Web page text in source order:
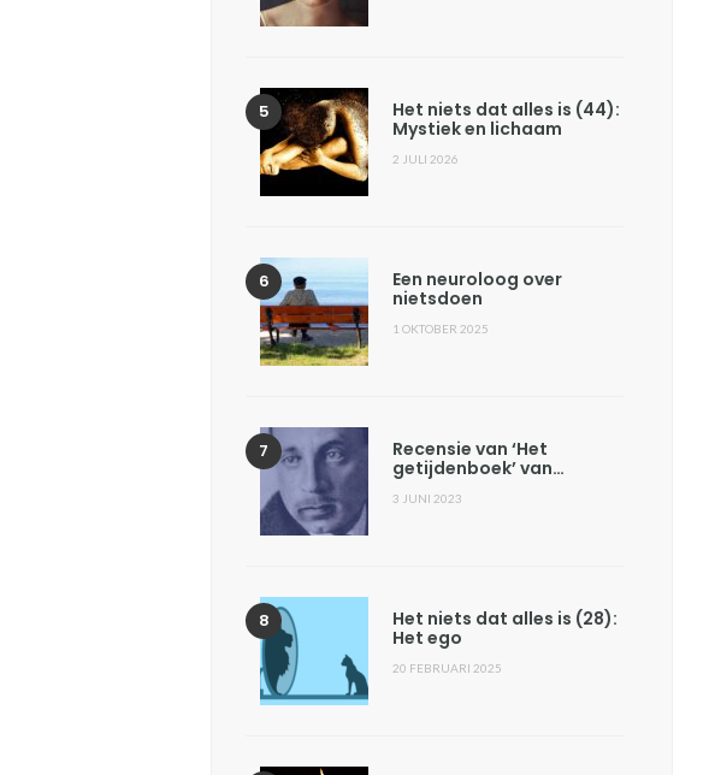
Het niets dat alles is (44):
Mystiek en lichaam
2 JULI 2026
Een neuroloog over
nietsdoen
1 OKTOBER 2025
Recensie van ‘Het
getijdenboek’ van…
3 JUNI 2023
Het niets dat alles is (28):
Het ego
20 FEBRUARI 2025